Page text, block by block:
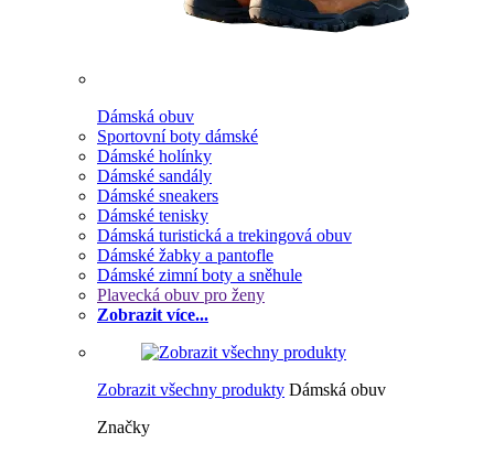
Dámská obuv
Sportovní boty dámské
Dámské holínky
Dámské sandály
Dámské sneakers
Dámské tenisky
Dámská turistická a trekingová obuv
Dámské žabky a pantofle
Dámské zimní boty a sněhule
Plavecká obuv pro ženy
Zobrazit více...
Zobrazit všechny produkty Dámská obuv
Značky